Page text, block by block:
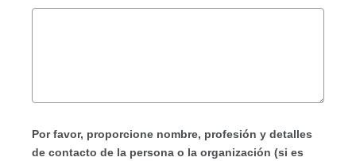
Por favor, proporcione nombre, profesión y detalles
de contacto de la persona o la organización (si es